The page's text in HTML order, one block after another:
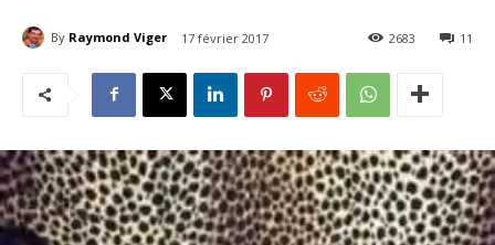
By Raymond Viger 17 février 2017 11
2683